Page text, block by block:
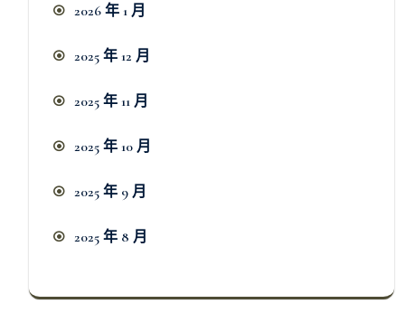
2026 年 1 月
2025 年 12 月
2025 年 11 月
2025 年 10 月
2025 年 9 月
2025 年 8 月